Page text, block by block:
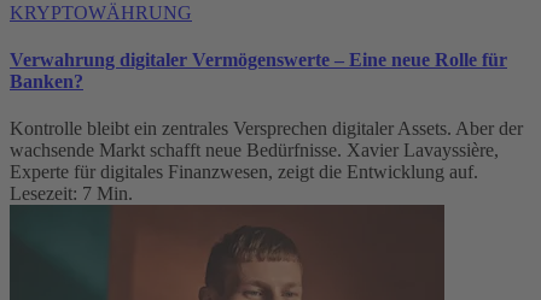
KRYPTOWÄHRUNG
Verwahrung digitaler Vermögenswerte – Eine neue Rolle für
Banken?
Kontrolle bleibt ein zentrales Versprechen digitaler Assets. Aber der
wachsende Markt schafft neue Bedürfnisse. Xavier Lavayssière,
Experte für digitales Finanzwesen, zeigt die Entwicklung auf.
Lesezeit: 7 Min.